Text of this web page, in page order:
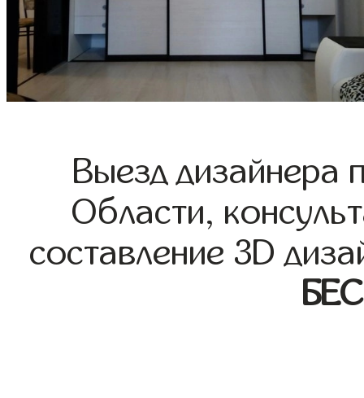
Выезд дизайнера
Области,
составление 3D